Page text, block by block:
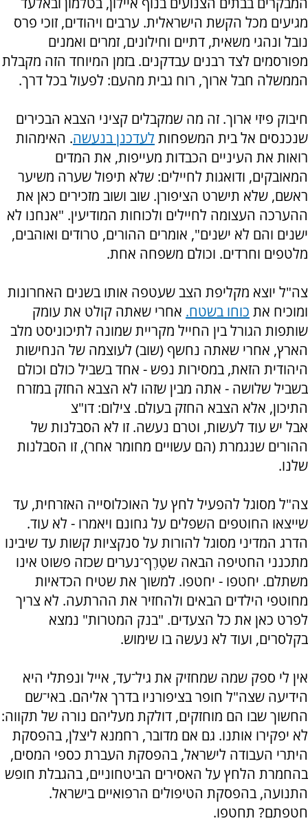
מגיעים מכל הקשת הישראלית. ערבים ויהודים, זוכי פרס
נובל ונהגי משאית, דתיים וחילונים, זמרים ואמנים
מפורסמים לצד רבנים עבדקנים. בזמן המיוחד הזה מקבלת
הממשלה חבל ארוך, רוח גבית מהעם: לפעול בכל דרך.
חיבוק פיזי ארוך. זה מה שמקבלים קציני הצבא הבכירים
שנכנסים אל בית המשפחות לעדכנן בנעשה. האימהות
רואות את העיניים הכבדות מעייפות, את המדים
המאובקים, ודואגות לחיילים: שלא תיפול שערה משיער
ראשם, שלא תישרט הציפורן. שוב ושוב מזכירים כאן את
ההערכה העצומה לחיילים ולכוחות המודיעין. "אנחנו לא
ישנים והם לא ישנים", אומרים ההורים, טרודים ואוהבים,
מלטפים וחרדים. וכולם משפחה אחת.
צה"ל יוצא מקליפת הצב שעטפה אותו בשנים האחרונות
ומוכיח את כוחו בשטח. אחרי שאתה קולט את עומק
שותפות הגורל בין החייל מקריית שמונה לתיכוניסט מלב
הארץ, אחרי שאתה נחשף (שוב) לעוצמה של הנחישות
היהודית הזאת, במסירות נפש - אחד בשביל כולם וכולם
בשביל שלושה - אתה מבין שזהו לא הצבא החזק במזרח
התיכון, אלא הצבא החזק בעולם. צילום: דו"צ
אבל יש עוד לעשות, וטרם נעשה. זו לא הסבלנות של
ההורים שנגמרת (הם עשויים מחומר אחר), זו הסבלנות
שלנו.
צה"ל מסוגל להפעיל לחץ על האוכלוסייה האזרחית, עד
שייצאו החוטפים השפלים על גחונם ויאמרו - לא עוד.
הדרג המדיני מסוגל להורות על סנקציות קשות עד שיבינו
מתכנני החטיפה הבאה שטֶרֶף־נערים שכזה פשוט אינו
משתלם. יחטפו - יחטפו. למשוך את שטיח הכדאיות
מחוטפי הילדים הבאים ולהחזיר את ההרתעה. לא צריך
לפרט כאן את כל הצעדים. "בנק המטרות" נמצא
בקלסרים, ועוד לא נעשה בו שימוש.
אין לי ספק שמה שמחזיק את גיל־עד, אייל ונפתלי היא
הידיעה שצה"ל חופר בציפורניו בדרך אליהם. באי־שם
החשוך שבו הם מוחזקים, דולקת מעליהם נורה של תקווה:
לא יפקירו אותנו. גם אם מדובר, רחמנא ליצלן, בהפסקת
היתרי העבודה לישראל, בהפסקת העברת כספי המסים,
בהחמרת הלחץ על האסירים הביטחוניים, בהגבלת חופש
התנועה, בהפסקת הטיפולים הרפואיים בישראל.
חטפתם? תחטפו.